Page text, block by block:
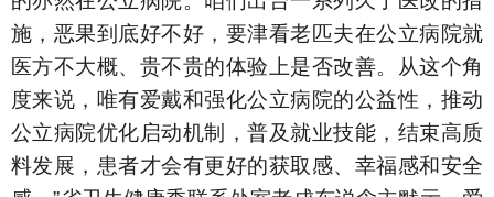
施，恶果到底好不好，要津看老匹夫在公立病院就
医方不大概、贵不贵的体验上是否改善。从这个角
度来说，唯有爱戴和强化公立病院的公益性，推动
公立病院优化启动机制，普及就业技能，结束高质
料发展，患者才会有更好的获取感、幸福感和安全